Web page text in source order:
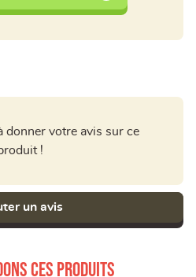
donner votre avis sur ce
!
un avis
ces produits